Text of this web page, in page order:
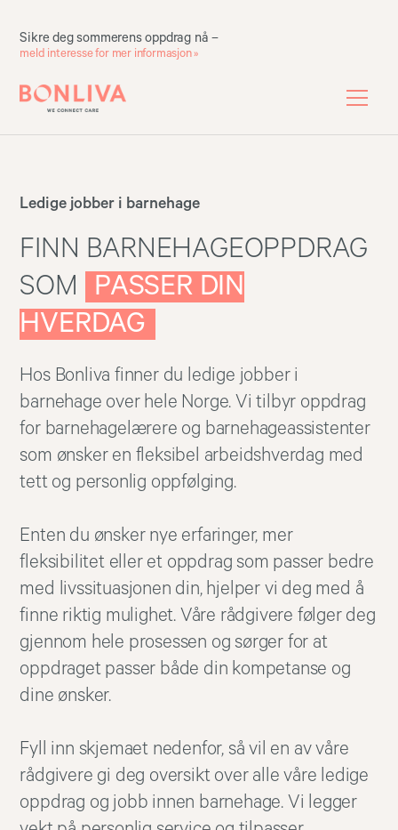
Sikre deg sommerens oppdrag nå –
meld interesse for mer informasjon »
Ledige jobber i barnehage
FINN BARNEHAGEOPPDRAG
SOM
PASSER DIN
HVERDAG
Hos Bonliva finner du ledige jobber i
barnehage over hele Norge. Vi tilbyr oppdrag
for barnehagelærere og barnehageassistenter
som ønsker en fleksibel arbeidshverdag med
tett og personlig oppfølging.
Enten du ønsker nye erfaringer, mer
fleksibilitet eller et oppdrag som passer bedre
med livssituasjonen din, hjelper vi deg med å
finne riktig mulighet. Våre rådgivere følger deg
gjennom hele prosessen og sørger for at
oppdraget passer både din kompetanse og
dine ønsker.
Fyll inn skjemaet nedenfor, så vil en av våre
rådgivere gi deg oversikt over alle våre ledige
oppdrag og jobb innen barnehage. Vi legger